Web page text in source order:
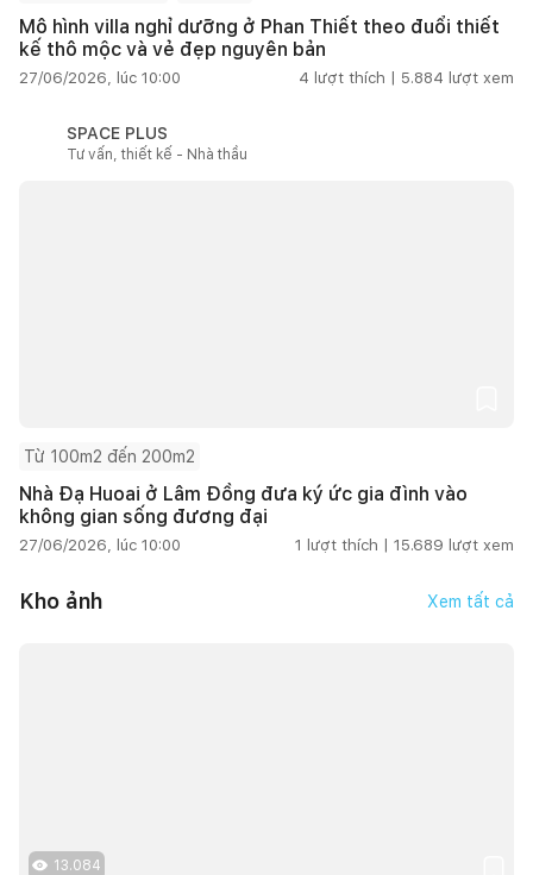
Mô hình villa nghỉ dưỡng ở Phan Thiết theo đuổi thiết
kế thô mộc và vẻ đẹp nguyên bản
27/06/2026, lúc 10:00 4 lượt thích | 5.884 lượt xem
SPACE PLUS
Tư vấn, thiết kế - Nhà thầu
Từ 100m2 đến 200m2
Nhà Đạ Huoai ở Lâm Đồng đưa ký ức gia đình vào
không gian sống đương đại
27/06/2026, lúc 10:00 1 lượt thích | 15.689 lượt xem
Kho ảnh Xem tất cả
13.084